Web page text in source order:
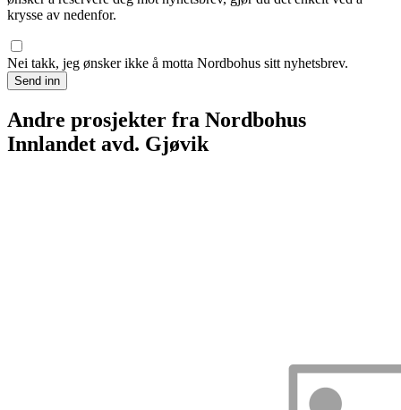
krysse av nedenfor.
Nei takk, jeg ønsker ikke å motta Nordbohus sitt nyhetsbrev.
Send inn
Andre prosjekter fra Nordbohus
Innlandet avd. Gjøvik